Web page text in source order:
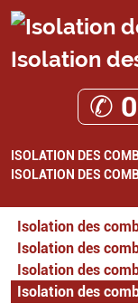
Isolation
✆
ISOLATION DES
ISOLATION DES
Isolation des
Isolation des
Isolation des
Isolation des